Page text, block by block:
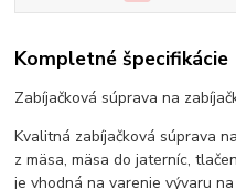
Kompletné špecifikácie
Zabíjačková súprava na
Kvalitná zabíjačková súprava
z mäsa, mäsa do jaterníc,
je vhodná na varenie vývaru